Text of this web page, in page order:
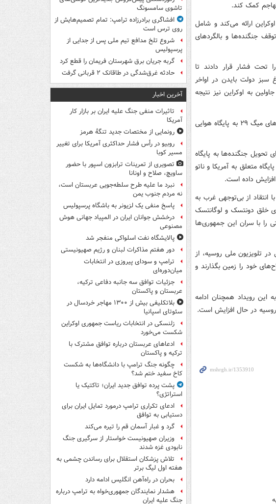
کمک کند.
ارائه می‌کند و شامل
توقف جنگنده‌ها و بالگردهای
تحت فشار قرار دادند تا
سبز دولت بایدن در اواخر
به اوکراین نیز نتیجه
پنتاگون هفته پیش پس از پیشنهاد لهستان مبنی بر ارسال جنگنده‌های میگ ۲۹ به پایگاه هوایی
جنگنده‌ها به پایگاه
متعلق به آمریکا و ناتو
افزایش داده است.
روسیه دوشنبه ۲۱ فوریه (۲ اسفندماه) با انتقاد از بی‌توجهی غرب به
خلق دونتسک و لوگانتسک
را با سران این جمهوری‌ها
در یک سخنرانی در تلویزیون ملی روسیه، از
خود را زمین بگذارند و
رویداد همچنان ادامه
روسیه در حال افزایش است.
تاشوی سامسونگ
افشاگری برادرزاده ترامپ: تمام تصمیم‌هایش از
روی ترس است
شروع تلخ مدافع تیم ملی پس از جدایی از
پرسپولیس
گربه جریان برق شهرستان فریمان را قطع کرد
حادثه غرق‌شدگی در طاقانک ۲ قربانی گرفت
آخرین اخبار
تاثیرات منفی جنگ علیه ایران بر بازار کار
آمریکا
رونمایی از مختصات جدید تنگۀ هرمز
روبیو در رأس فشار حداکثری آمریکا برای تغییر
مسیر کوبا
تصویری از تمرینات ترابزون اسپور با حضور
ساویچ، صلاح و اونانا
نبرد ما علیه طرح سلطه‌جویی عربستان است،
نه مردم جنوب یمن
پاسخ منفی یک لزیونر به باشگاه پرسپولیس
درخشش جوانان ایران در المپیاد جهانی هوش
مصنوعی
پالایشگاه نفت اسلواکی منفجر شد
دور هفتم مذاکرات لبنان و رژیم صهیونیستی
ترامپ و سودای پیروزی در انتخابات
میان‌دوره‌ای
جزئیات توافق سه جانبه دفاعی ترکیه،
عربستان و پاکستان
بلاتکلیفی بیش از ۱۳۰۰ مهاجر خردسال در
سئوتای اسپانیا
زلنسکی در انتخابات ریاست جمهوری اوکراین
شکست می‌خورد
ادعاهای عربستان درباره توافق مشترک با
ترکیه و پاکستان
چگونه جنگ ترامپ با دانشگاه‌ها به شکست
کاخ سفید ختم شد؟
پشت پرده توافق جدید ایران؛ تاکتیک یا
استراتژی؟
ادعای تکراری ترامپ درمورد تمایل ایران برای
دستیابی به توافق
گرد و غبار آسمان قم را تیره می‌کند
وزیران صهیونیست خواستار از سرگیری جنگ
نابودی غزه شدند
تلاش پزشکان استقلال برای رساندن چشمی به
هفته اول لیگ برتر
بحران در راه‌آهن انگلیس ادامه دارد
هشدار نمایندگان جمهوری‌خواه به ترامپ درباره
جنگ علیه ایران